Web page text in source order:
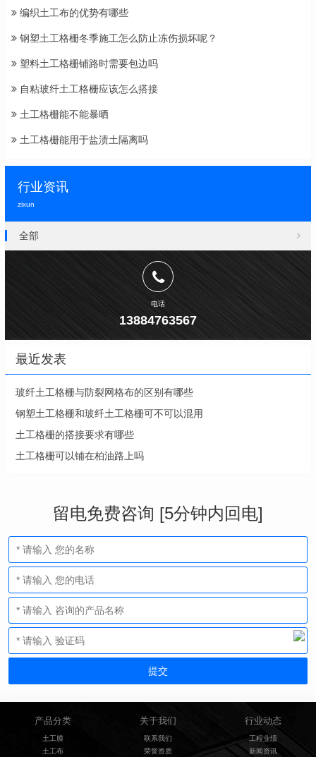
编织土工布的优势有哪些
钢塑土工格栅冬季施工怎么防止冻伤损坏呢？
塑料土工格栅铺路时需要包边吗
自粘玻纤土工格栅应该怎么搭接
土工格栅能不能暴晒
土工格栅能用于盐渍土隔离吗
行业资讯
zixun
全部
电话
13884763567
最近发表
玻纤土工格栅与防裂网格布的区别有哪些
钢塑土工格栅和玻纤土工格栅可不可以混用
土工格栅的搭接要求有哪些
土工格栅可以铺在柏油路上吗
留电免费咨询 [5分钟内回电]
产品分类
土工膜
土工布
关于我们
联系我们
荣誉资质
行业动态
工程业绩
新闻资讯